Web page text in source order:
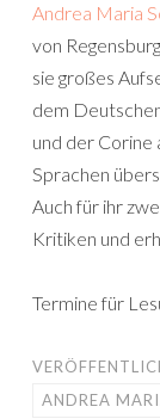
Andrea Maria
von
sie großes
dem
und der Corine
Sprachen
Auch für ihr
Kritiken und
Termine für
ANDREA